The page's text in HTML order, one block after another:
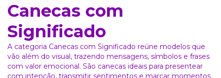
Canecas com
Significado
A categoria Canecas com Significado reúne modelos que
vão além do visual, trazendo mensagens, símbolos e frases
com valor emocional. São canecas ideais para presentear
com intenção, transmitir sentimentos e marcar momentos